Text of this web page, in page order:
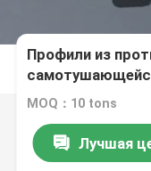
Профили из
MOQ：10 tons
Лучшая